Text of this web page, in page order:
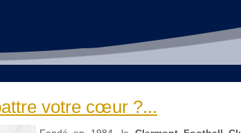
votre cœur ?...